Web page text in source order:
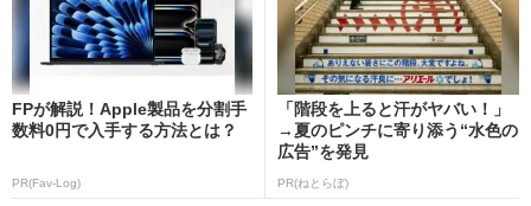
FPが解説！Apple製品を分割手
数料0円で入手する方法とは？
PR(Fav-Log)
「階段を上ると汗がヤバい！」
→夏のピンチに寄り添う“水色の
広告”を発見
PR(ねとらぼ)